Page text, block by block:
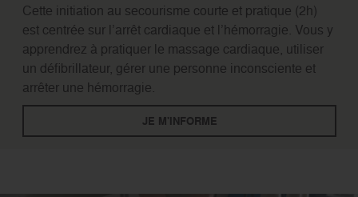
Cette initiation au secourisme courte et pratique (2h)
est centrée sur l’arrêt cardiaque et l’hémorragie. Vous y
apprendrez à pratiquer le massage cardiaque, utiliser
un défibrillateur, gérer une personne inconsciente et
arrêter une hémorragie.
JE M'INFORME